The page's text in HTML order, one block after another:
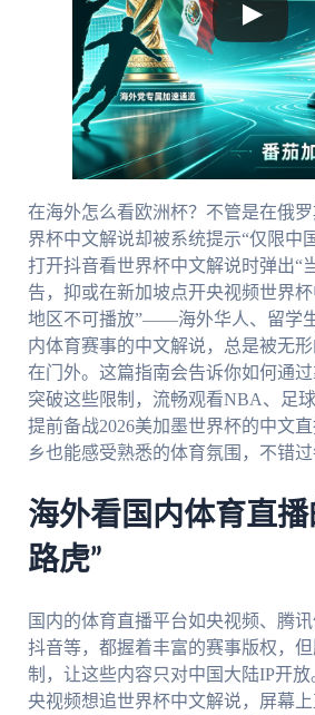
在海外怎么看欧洲杯？不管是在俄
界杯中文解说却被系统提示“仅限中
打开抖音看世界杯中文解说时弹出“
告，抑或在新加坡点开央视频世界
地区不可播放”——海外华人、留学
内体育赛事的中文解说，总是被无
在门外。这篇指南会告诉你如何通
突破这些限制，流畅观看NBA、足
提前备战2026美加墨世界杯的中文
乡也能感受熟悉的体育氛围，不错过
海外看国内体育直播
路虎”
国内的体育直播平台如央视频、腾讯
抖音等，都握着丰富的赛事版权，
制，让这些内容只对中国大陆IP开
央视频想追世界杯中文解说，屏幕